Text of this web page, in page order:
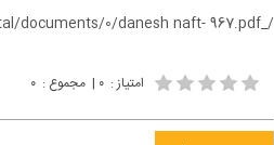
/_douranportal/documents/0/danesh naft- 967.pdf
امتیاز: ۰ | مجموع : ۰